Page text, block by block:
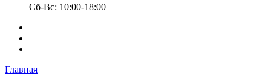
Cб-Вс: 10:00-18:00
Главная